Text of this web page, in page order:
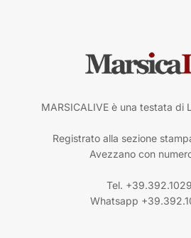
MARSICALIVE è una testata di
Registrato alla sezione
Avezzano con
Tel.
Whatsapp